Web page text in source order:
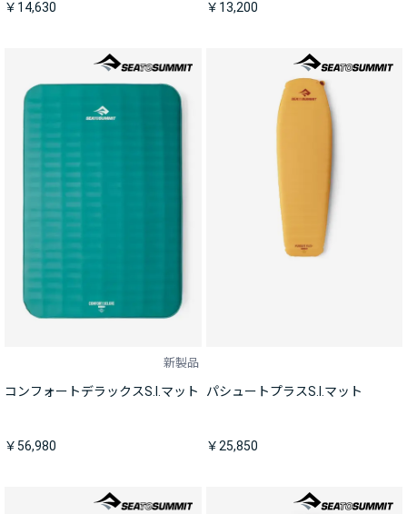
￥14,630 ￥13,200
新製品
コンフォートデラックスS.I.マット
￥56,980
パシュートプラスS.I.マット
￥25,850